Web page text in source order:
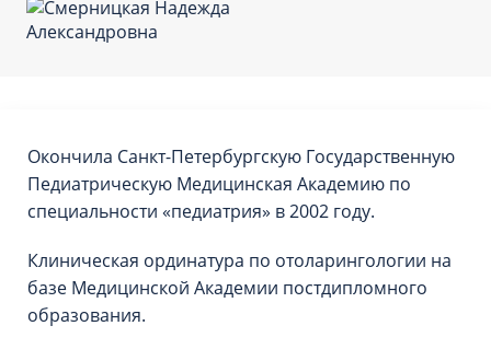
Окончила Санкт-Петербургскую Государственную
Педиатрическую Медицинская Академию по
специальности «педиатрия» в 2002 году.
Клиническая ординатура по отоларингологии на
базе Медицинской Академии постдипломного
образования.